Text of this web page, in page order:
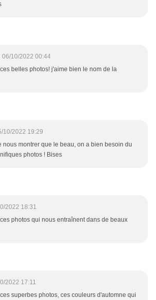
06/10/2022 00:44
belles photos! j'aime bien le nom de la
10/2022 19:29
nous montrer que le beau, on a bien besoin du
photos ! Bises
2022 18:31
photos qui nous entraînent dans de beaux
2022 17:11
superbes photos, ces couleurs d'automne qui